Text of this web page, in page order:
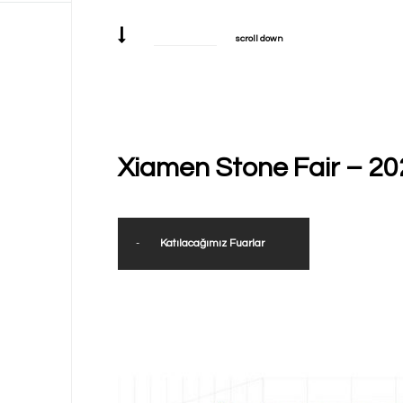
scroll down
Xiamen Stone Fair –
- Katılacağımız Fuarlar